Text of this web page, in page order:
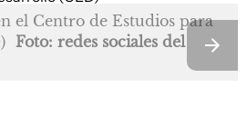
el Centro de Estudios para
Foto: redes sociales del